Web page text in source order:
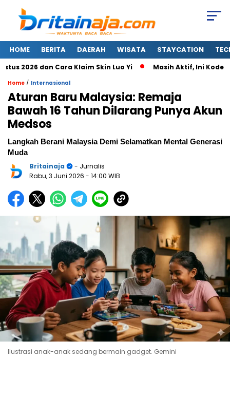
HOME BERITA DAERAH WISATA STAYCATION
2026 dan Cara Klaim Skin Luo Yi Masih Aktif, Ini Kode
Home / Internasional
Aturan Baru Malaysia: Remaja
Bawah 16 Tahun Dilarang Punya Akun
Medsos
Langkah Berani Malaysia Demi Selamatkan Mental Generasi
Muda
Britainaja
- Jurnalis
Rabu, 3 Juni 2026 - 14:00 WIB
Ilustrasi anak-anak sedang bermain gadget. Gemini